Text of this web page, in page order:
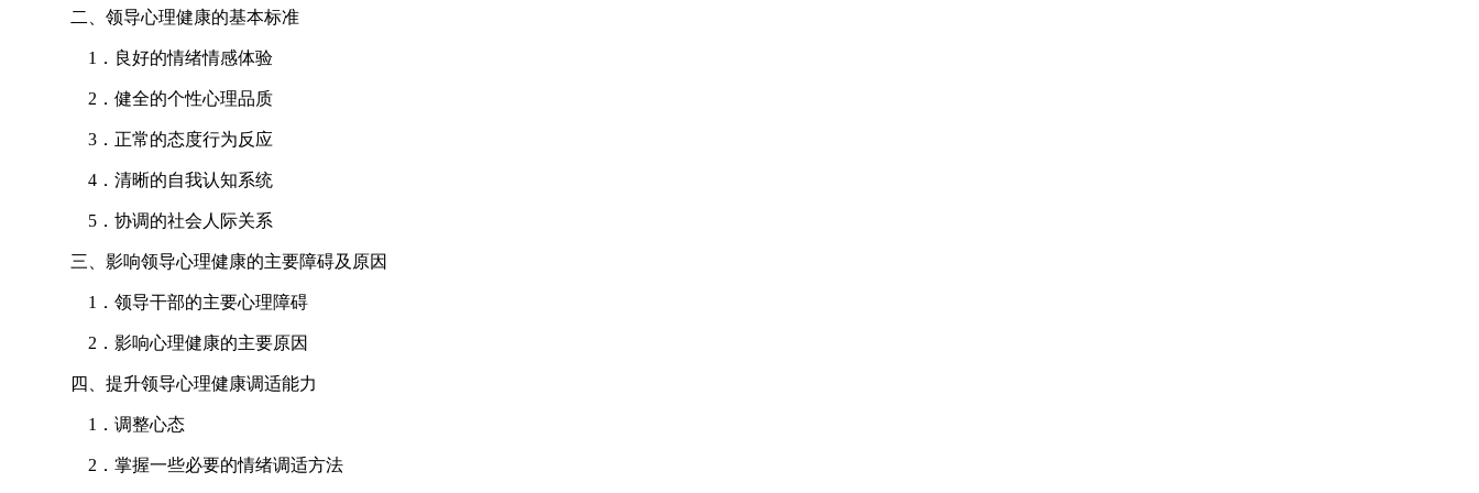
二、领导心理健康的基本标准
1．良好的情绪情感体验
2．健全的个性心理品质
3．正常的态度行为反应
4．清晰的自我认知系统
5．协调的社会人际关系
三、影响领导心理健康的主要障碍及原因
1．领导干部的主要心理障碍
2．影响心理健康的主要原因
四、提升领导心理健康调适能力
1．调整心态
2．掌握一些必要的情绪调适方法